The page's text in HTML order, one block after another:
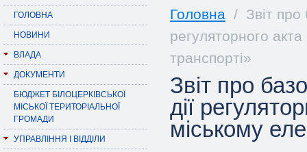
ГОЛОВНА
НОВИНИ
ВЛАДА
ДОКУМЕНТИ
БЮДЖЕТ БІЛОЦЕРКІВСЬКОЇ
МІСЬКОЇ ТЕРИТОРІАЛЬНОЇ
ГРОМАДИ
УПРАВЛІННЯ І ВІДДІЛИ
Головна / Звіт про
регуляторного
транспорті»
Звіт про
дії
міському